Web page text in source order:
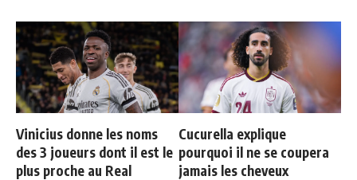
Vinicius donne les noms
des 3 joueurs dont il est le
plus proche au Real
Cucurella explique
pourquoi il ne se coupera
jamais les cheveux